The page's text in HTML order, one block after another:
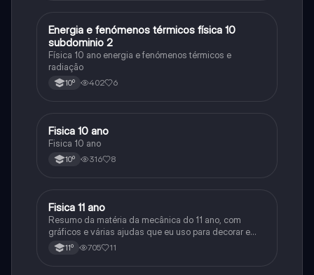
Física
Energia e fenómenos térmicos física 10
subdominio 2
Física 10 ano energia e fenómenos térmicos e
radiação
10º 402 6
Física
Fisica 10 ano
Fisica 10 ano
10º 316 8
Física
Fisica 11 ano
Resumo da matéria da mecânica do 11 ano, com
gráficos e várias ajudas que eu uso para decorar e
aprender a matéria
11º 705 11